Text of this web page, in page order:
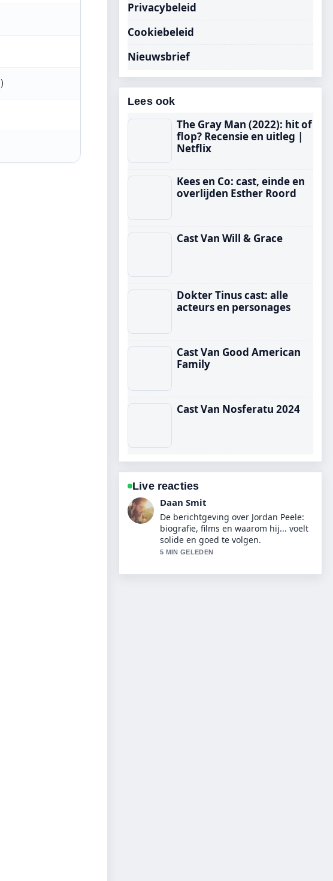
)
Privacybeleid
Cookiebeleid
Nieuwsbrief
Lees ook
The Gray Man (2022): hit of
flop? Recensie en uitleg |
Netflix
Kees en Co: cast, einde en
overlijden Esther Roord
Cast Van Will & Grace
Dokter Tinus cast: alle
acteurs en personages
Cast Van Good American
Family
Cast Van Nosferatu 2024
Live reacties
Milan Visser
Goede verificatie rond Martin Beck:
detective, boeken en de Houdini-
connectie. Meer redacties zouden zo
moeten schrijven.